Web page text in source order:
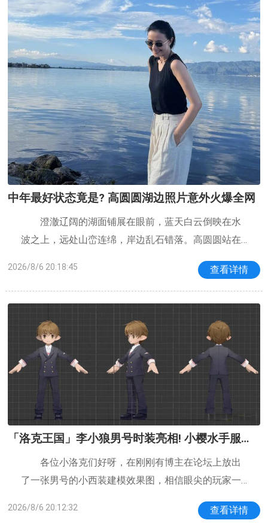
中年最好状态竟是? 高圆圆湖边照片意外火爆全网
澄澈辽阔的湖面铺展在眼前，蓝天白云倒映在水
波之上，远处山峦连绵，岸边乱石错落。高圆圆站在
长裤，头发利落束起，戴着一副墨镜，一只手插在裤
袋，嘴角带着松弛舒展的笑意，整个人融进
2026/8/6 20:18:45 查看详情
「洛克王国」李小狼男号时装亮相! 小樱水手服印
象超可爱! 洛克王国将要迎来小樱联动?
各位小洛克们好呀，在刚刚有博主在论坛上放出
了一张男号的小西装建模效果图，相信眼尖的玩家一
象，难道说洛克王国接下来要开始联动魔法少女了
2026/8/6 20:12:32 查看详情